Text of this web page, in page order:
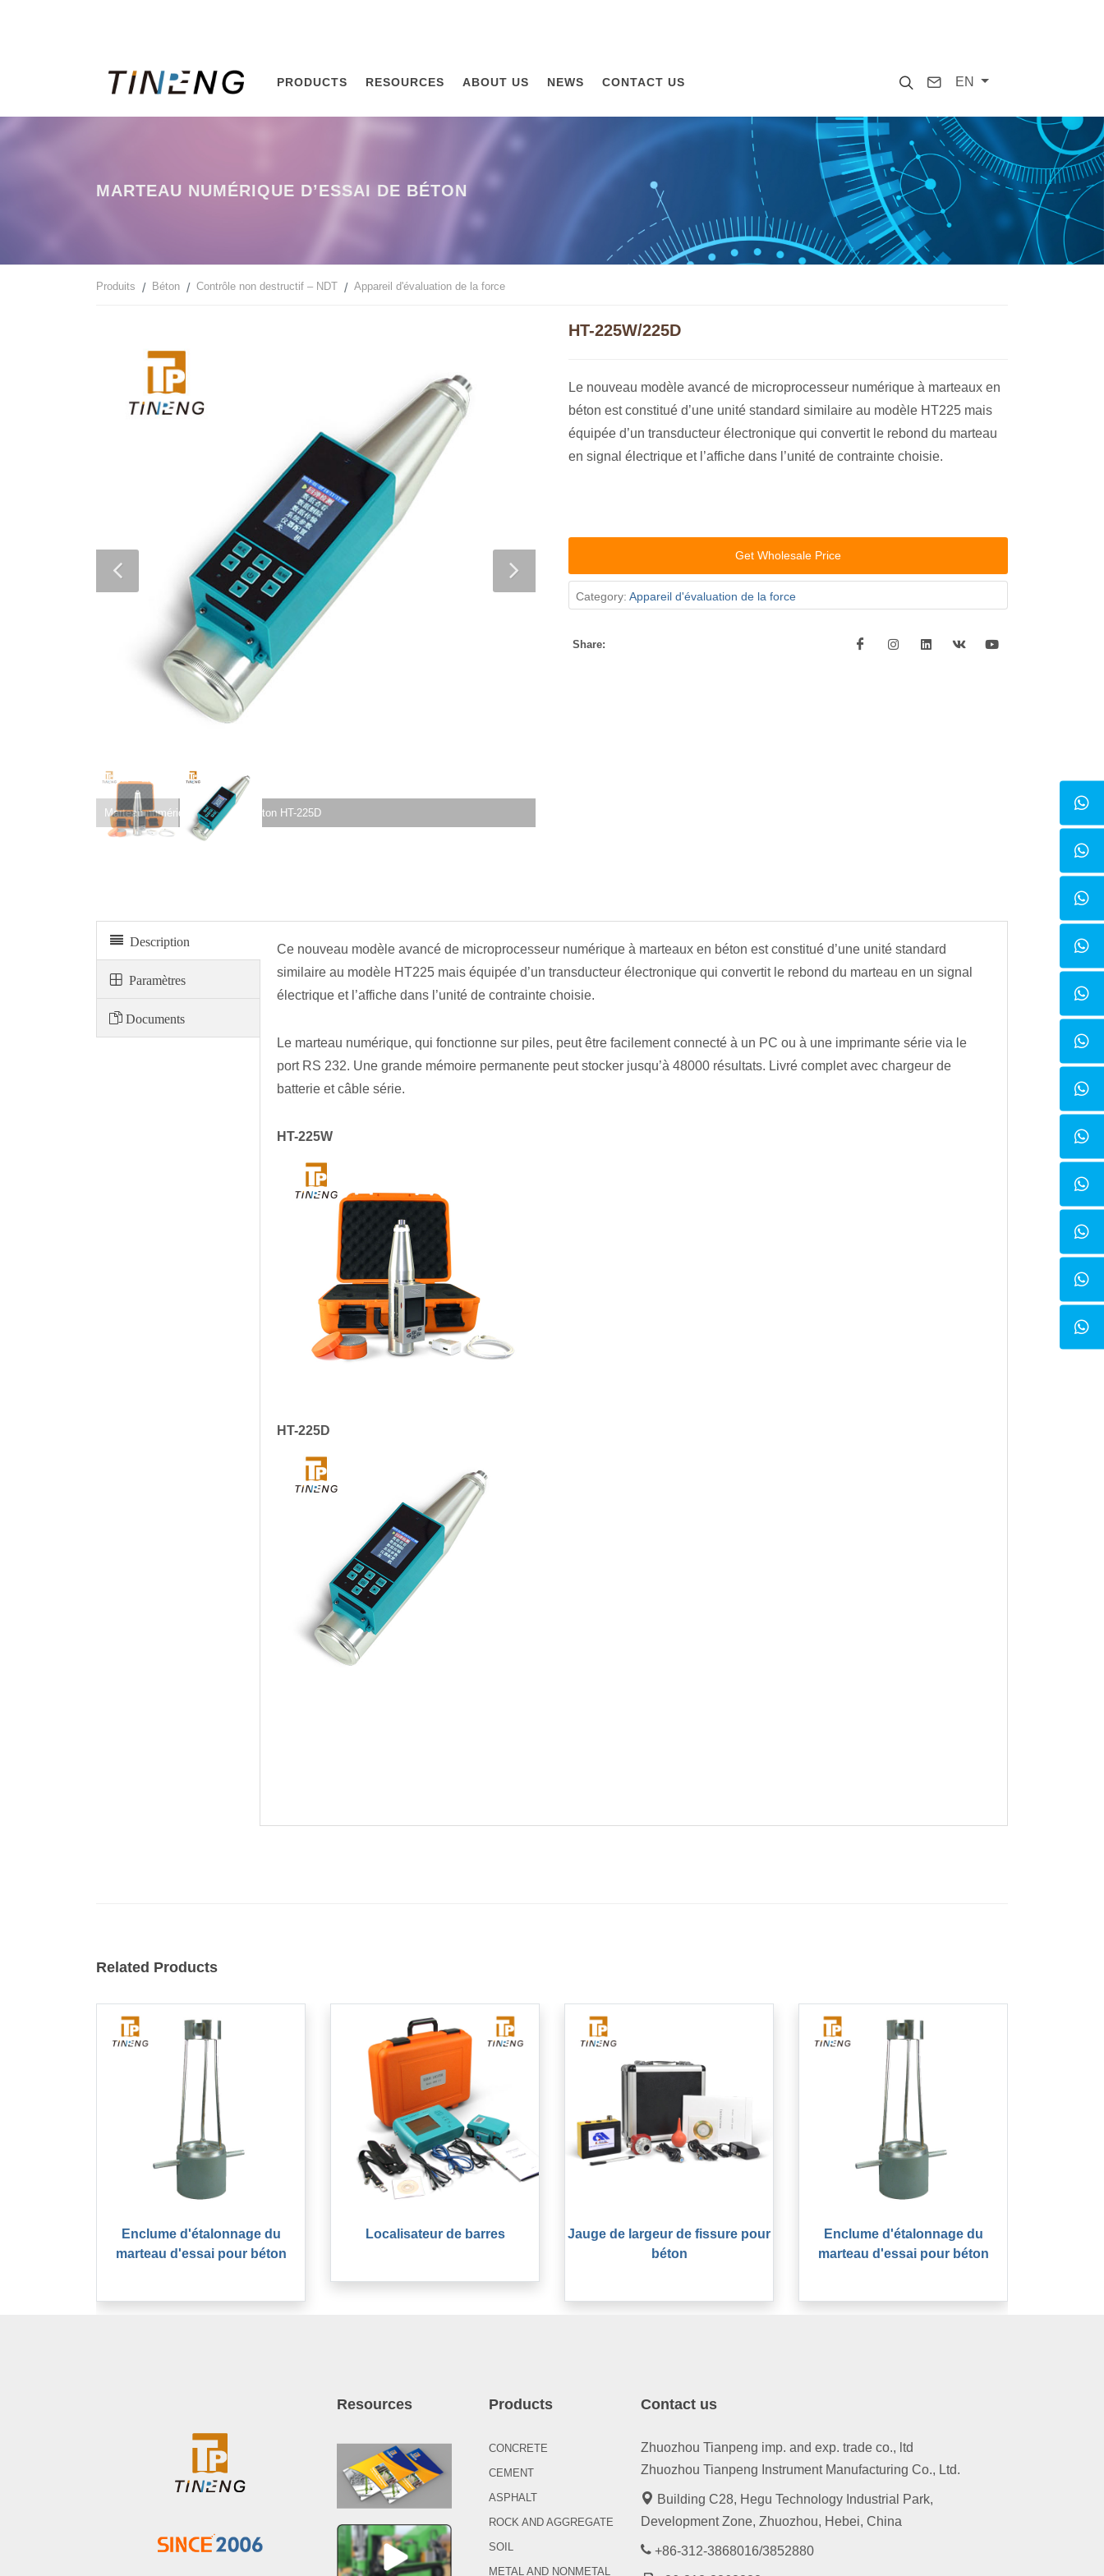
SearchContact
EN
PRODUCTS RESOURCES ABOUT US NEWS CONTACT US
MARTEAU NUMÉRIQUE D’ESSAI DE BÉTON
Produits Béton Contrôle non destructif – NDT Appareil d'évaluation de la force
Marteau numérique d’essai de béton HT-225W
HT-225W/225D
Le nouveau modèle avancé de microprocesseur numérique à marteaux en
béton est constitué d’une unité standard similaire au modèle HT225 mais
équipée d’un transducteur électronique qui convertit le rebond du marteau
en signal électrique et l’affiche dans l’unité de contrainte choisie.
Get Wholesale Price
Category: Appareil d'évaluation de la force
Share:
Description
Paramètres
Documents
Ce nouveau modèle avancé de microprocesseur numérique à marteaux en béton est constitué d’une unité standard
similaire au modèle HT225 mais équipée d’un transducteur électronique qui convertit le rebond du marteau en un signal
électrique et l’affiche dans l’unité de contrainte choisie.
Le marteau numérique, qui fonctionne sur piles, peut être facilement connecté à un PC ou à une imprimante série via le
port RS 232. Une grande mémoire permanente peut stocker jusqu’à 48000 résultats. Livré complet avec chargeur de
batterie et câble série.
HT-225W
HT-225D
Related Products
Enclume d'étalonnage du
marteau d'essai pour béton
Localisateur de barres
Jauge de largeur de fissure pour
béton
Enclume d'étalonnage du
marteau d'essai pour béton
Resources Products
CONCRETE
CEMENT
ASPHALT
ROCK AND AGGREGATE
SOIL
METAL AND NONMETAL
Contact us
Zhuozhou Tianpeng imp. and exp. trade co., ltd
Zhuozhou Tianpeng Instrument Manufacturing Co., Ltd.
Building C28, Hegu Technology Industrial Park,
Development Zone, Zhuozhou, Hebei, China
+86-312-3868016/3852880